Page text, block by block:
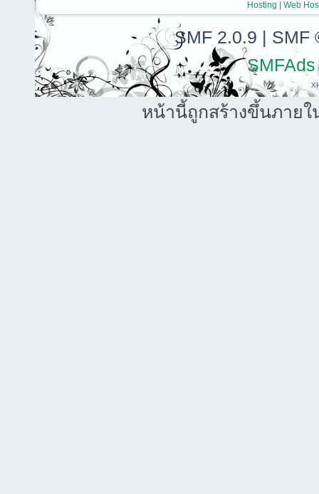
Hosting | Web
SMF 2.0.9 | SMF
SMFAds
หน้านี้ถูกสร้างขึ้นภายใ